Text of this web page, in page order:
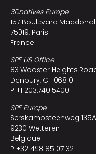
3Dnatives Europe
157 Boulevard
75019, Paris
France
SPE US Office
83 Wooster Heights
Danbury, CT 06810
P +1 203.740.5400
SPE Europe
Serskampsteenweg 135A
9230 Wetteren
Belgique
P +32 498 85 07 32